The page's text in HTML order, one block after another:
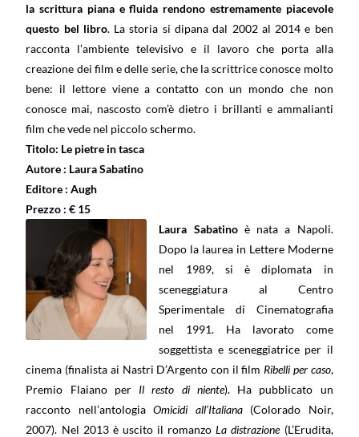
la scrittura piana e fluida rendono estremamente piacevole
questo bel libro. La storia si dipana dal 2002 al 2014 e ben
racconta l’ambiente televisivo e il lavoro che porta alla
creazione dei film e delle serie, che la scrittrice conosce molto
bene: il lettore viene a contatto con un mondo che non
conosce mai, nascosto com’è dietro i brillanti e ammalianti
film che vede nel piccolo schermo.
Titolo: Le pietre in tasca
Autore : Laura Sabatino
Editore : Augh
Prezzo : € 15
Laura Sabatinoè nata a Napoli.
Dopo la laurea in Lettere Moderne
nel 1989, si è diplomata in
sceneggiatura al Centro
Sperimentale di Cinematografia
nel 1991. Ha lavorato come
soggettista e sceneggiatrice per il
cinema (finalista ai Nastri D’Argento con il film Ribelli per caso,
Premio Flaiano per Il resto di niente). Ha pubblicato un
racconto nell’antologiaOmicidi all’Italiana(Colorado Noir,
2007). Nel 2013 è uscito il romanzo La distrazione(L’Erudita,